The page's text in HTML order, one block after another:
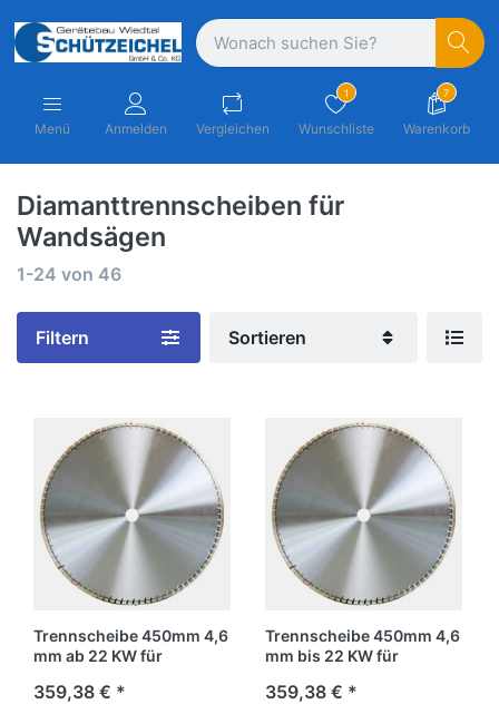
Menü Anmelden Vergleichen
1
Wunschliste
7
Warenkorb
Diamanttrennscheiben für
Wandsägen
1-24 von 46
Filtern Sortieren
Trennscheibe 450mm 4,6
mm ab 22 KW für
359,38 € *
Trennscheibe 450mm 4,6
mm bis 22 KW für
359,38 € *